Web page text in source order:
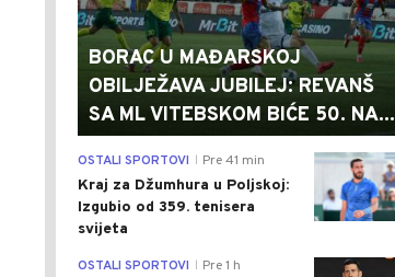
BORAC U MAĐARSKOJ
OBILJEŽAVA JUBILEJ: REVANŠ
SA ML VITEBSKOM BIĆE 50. NA...
OSTALI SPORTOVI Pre 41 min
Kraj za Džumhura u Poljskoj:
Izgubio od 359. tenisera
svijeta
OSTALI SPORTOVI Pre 1 h